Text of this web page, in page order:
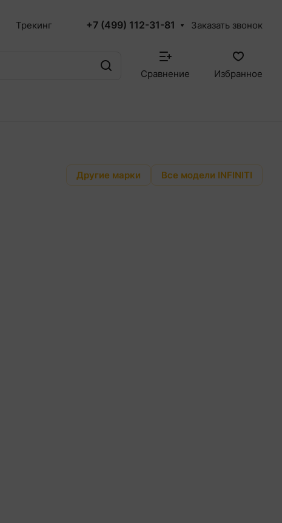
Трекинг +7 (499) 112-31-81 Заказать звонок
Сравнение Избранное
Другие марки Все модели INFINITI